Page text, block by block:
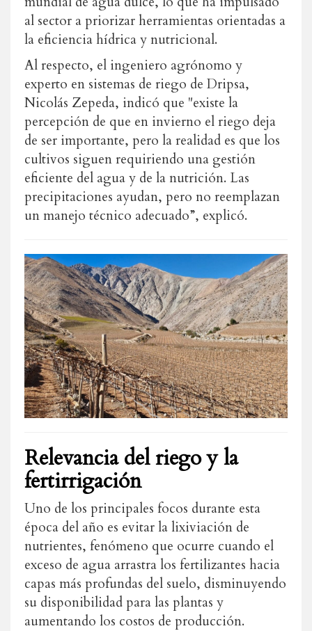
al sector a priorizar herramientas orientadas a
la eficiencia hídrica y nutricional.
Al respecto, el ingeniero agrónomo y
experto en sistemas de riego de Dripsa,
Nicolás Zepeda, indicó que "existe la
percepción de que en invierno el riego deja
de ser importante, pero la realidad es que los
cultivos siguen requiriendo una gestión
eficiente del agua y de la nutrición. Las
precipitaciones ayudan, pero no reemplazan
un manejo técnico adecuado”, explicó.
Relevancia del riego y la
fertirrigación
Uno de los principales focos durante esta
época del año es evitar la lixiviación de
nutrientes, fenómeno que ocurre cuando el
exceso de agua arrastra los fertilizantes hacia
capas más profundas del suelo, disminuyendo
su disponibilidad para las plantas y
aumentando los costos de producción.